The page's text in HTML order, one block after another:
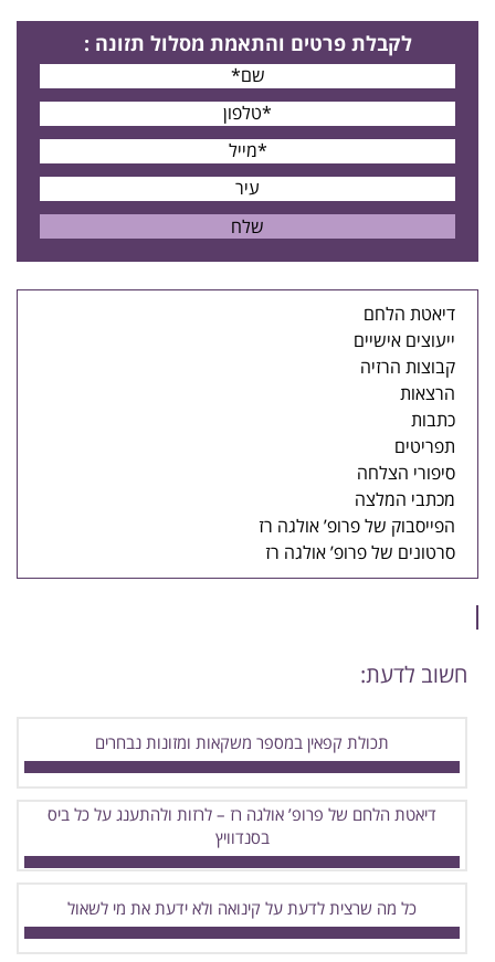
לקבלת פרטים והתאמת מסלול תזונה :
דיאטת הלחם
ייעוצים אישיים
קבוצות הרזיה
הרצאות
כתבות
תפריטים
סיפורי הצלחה
מכתבי המלצה
הפייסבוק של פרופ’ אולגה רז
סרטונים של פרופ’ אולגה רז
חשוב לדעת:
תכולת קפאין במספר משקאות ומזונות נבחרים
דיאטת הלחם של פרופ’ אולגה רז – לרזות ולהתענג על כל ביס
בסנדוויץ
כל מה שרצית לדעת על קינואה ולא ידעת את מי לשאול